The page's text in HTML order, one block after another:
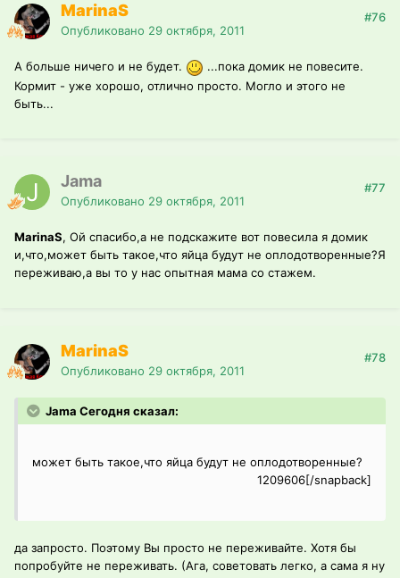
MarinaS
Опубликовано 29 октября, 2011
#76
А больше ничего и не будет.
...пока домик не повесите.
Кормит - уже хорошо, отлично просто. Могло и этого не
быть...
Jama
Опубликовано 29 октября, 2011
#77
MarinaS, Ой спасибо,а не подскажите вот повесила я домик
и,что,может быть такое,что яйца будут не оплодотворенные?Я
переживаю,а вы то у нас опытная мама со стажем.
MarinaS
Опубликовано 29 октября, 2011
#78
Jama Сегодня сказал:
может быть такое,что яйца будут не оплодотворенные?
1209606[/snapback]
да запросто. Поэтому Вы просто не переживайте. Хотя бы
попробуйте не переживать. (Ага, советовать легко, а сама я ну